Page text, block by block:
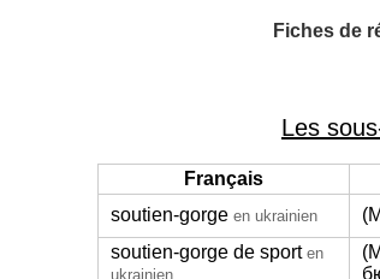
Fiches de
Les
Français
soutien-gorge en ukrainien
soutien-gorge de sport en
ukrainien